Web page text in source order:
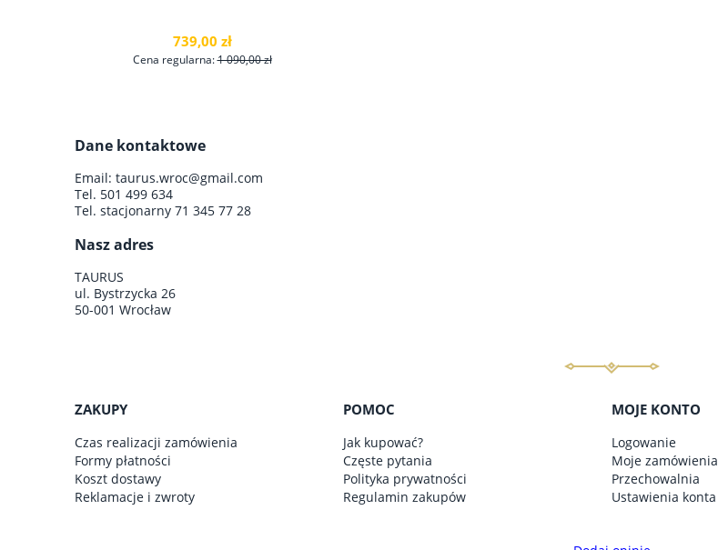
739,00 zł
Cena regularna:1 090,00 zł
do koszyka
Dane kontaktowe
Email: taurus.wroc@gmail.com
Tel. 501 499 634
Tel. stacjonarny 71 345 77 28
Nasz adres
TAURUS
ul. Bystrzycka 26
50-001 Wrocław
ZAKUPY
Czas realizacji zamówienia
Formy płatności
Koszt dostawy
Reklamacje i zwroty
POMOC
Jak kupować?
Częste pytania
Polityka prywatności
Regulamin zakupów
MOJE KONTO
Logowanie
Moje zamówienia
Przechowalnia
Ustawienia konta